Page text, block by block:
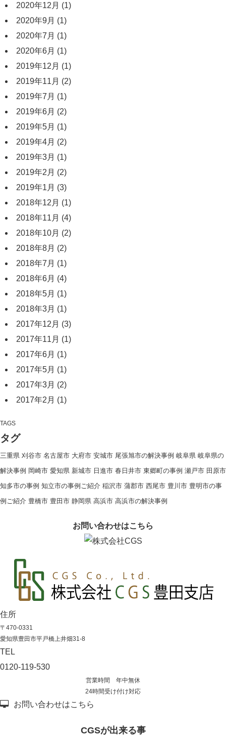
2020年12月 (1)
2020年9月 (1)
2020年7月 (1)
2020年6月 (1)
2019年12月 (1)
2019年11月 (2)
2019年7月 (1)
2019年6月 (2)
2019年5月 (1)
2019年4月 (2)
2019年3月 (1)
2019年2月 (2)
2019年1月 (3)
2018年12月 (1)
2018年11月 (4)
2018年10月 (2)
2018年8月 (2)
2018年7月 (1)
2018年6月 (4)
2018年5月 (1)
2018年3月 (1)
2017年12月 (3)
2017年11月 (1)
2017年6月 (1)
2017年5月 (1)
2017年3月 (2)
2017年2月 (1)
TAGS
タグ
三重県 刈谷市 名古屋市 大府市 安城市 尾張旭市の解決事例 岐阜県 岐阜県の
解決事例 岡崎市 愛知県 新城市 日進市 春日井市 東郷町の事例 瀬戸市 田原市
知多市の事例 知立市の事例ご紹介 稲沢市 蒲郡市 西尾市 豊川市 豊明市の事
例ご紹介 豊橋市 豊田市 静岡県 高浜市 高浜市の解決事例
お問い合わせはこちら
住所
〒470-0331
愛知県豊田市平戸橋上井畑31-8
TEL
0120-119-530
営業時間 年中無休
24時間受け付け対応
お問い合わせはこちら
CGSが出来る事